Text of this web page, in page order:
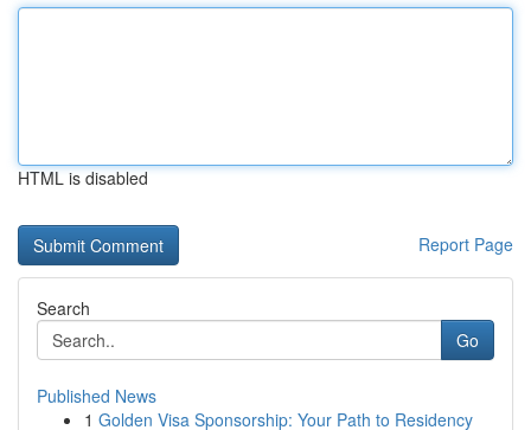
HTML is disabled
Report Page
Search
Go
Published News
1 Golden Visa Sponsorship: Your Path to Residency